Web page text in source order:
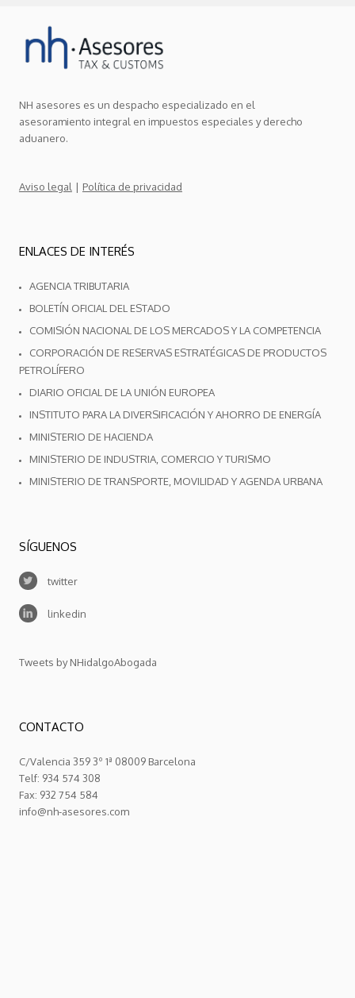
NH asesores es un despacho especializado en el
asesoramiento integral en impuestos especiales y derecho
aduanero.
Aviso legal| Política de privacidad
ENLACES DE INTERÉS
AGENCIA TRIBUTARIA
BOLETÍN OFICIAL DEL ESTADO
COMISIÓN NACIONAL DE LOS MERCADOS Y LA COMPETENCIA
CORPORACIÓN DE RESERVAS ESTRATÉGICAS DE PRODUCTOS
PETROLÍFERO
DIARIO OFICIAL DE LA UNIÓN EUROPEA
INSTITUTO PARA LA DIVERSIFICACIÓN Y AHORRO DE ENERGÍA
MINISTERIO DE HACIENDA
MINISTERIO DE INDUSTRIA, COMERCIO Y TURISMO
MINISTERIO DE TRANSPORTE, MOVILIDAD Y AGENDA URBANA
SÍGUENOS
twitter
linkedin
Tweets by NHidalgoAbogada
CONTACTO
C/Valencia 359 3º 1ª 08009 Barcelona
Telf: 934 574 308
Fax: 932 754 584
info@nh-asesores.com